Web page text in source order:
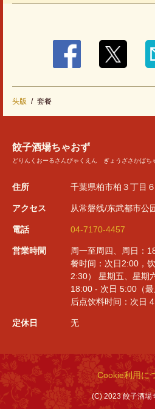
头版 套餐
餃子酒場ちゃおず
どりんくおーるさんびゃくえん ぎょうざさかばち
住所 千葉県柏市柏３丁目
アクセス 从常磐线/东武都市公
電話 04-7170-4457
営業時間
周一至周四、周日：
餐时间：次日2:00，
2:30） 星期五、星期
18:00 - 次日 5:00（
后点饮料时间：次日
定休日 无
Cookie利用に
(C) 2023 餃子酒場